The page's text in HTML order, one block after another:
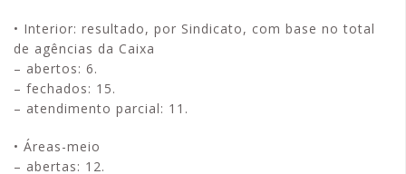
• Interior: resultado, por Sindicato, com base no total
de agências da Caixa
– abertos: 6.
– fechados: 15.
– atendimento parcial: 11.
• Áreas-meio
– abertas: 12.